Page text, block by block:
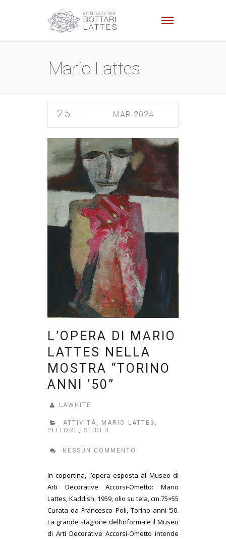
Mario Lattes
25 MAR 2024
L’OPERA DI MARIO
LATTES NELLA
MOSTRA “TORINO
ANNI ’50”
LAWHITE
ATTIVITÀ , MARIO LATTES ,
PITTORE , SLIDER
NESSUN COMMENTO
In copertina, l’opera esposta al Museo di
Arti Decorative Accorsi-Ometto: Mario
Lattes, Kaddish, 1959, olio su tela, cm.75×55
Curata da Francesco Poli, Torino anni ‘50.
La grande stagione dell’informale il Museo
di Arti Decorative Accorsi-Ometto intende